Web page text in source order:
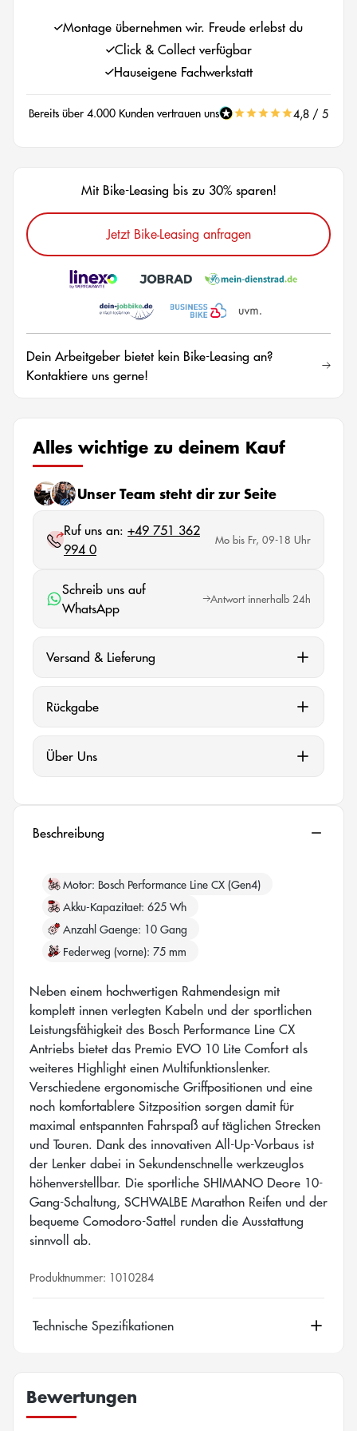
Montage übernehmen wir. Freude erlebst du
Click & Collect verfügbar
Hauseigene Fachwerkstatt
Bereits über 4.000 Kunden vertrauen uns 4,8 / 5
Mit Bike-Leasing bis zu 30% sparen!
Jetzt Bike-Leasing anfragen
Dein Arbeitgeber bietet kein Bike-Leasing an?
Kontaktiere uns gerne!
Alles wichtige zu deinem Kauf
Unser Team steht dir zur Seite
Ruf uns an: +49 751 362
994 0
Mo bis Fr, 09-18 Uhr
Schreib uns auf
WhatsApp
Antwort innerhalb 24h
Versand & Lieferung
Rückgabe
Über Uns
Beschreibung
Motor Bosch Performance Line CX (Gen4)
Akku-Kapazitaet 625 Wh
Anzahl Gaenge 10 Gang
Federweg (vorne) 75 mm
Neben einem hochwertigen Rahmendesign mit
komplett innen verlegten Kabeln und der sportlichen
Leistungsfähigkeit des Bosch Performance Line CX
Antriebs bietet das Premio EVO 10 Lite Comfort als
weiteres Highlight einen Multifunktionslenker.
Verschiedene ergonomische Griffpositionen und eine
noch komfortablere Sitzposition sorgen damit für
maximal entspannten Fahrspaß auf täglichen Strecken
und Touren. Dank des innovativen All-Up-Vorbaus ist
der Lenker dabei in Sekundenschnelle werkzeuglos
höhenverstellbar. Die sportliche SHIMANO Deore 10-
Gang-Schaltung, SCHWALBE Marathon Reifen und der
bequeme Comodoro-Sattel runden die Ausstattung
sinnvoll ab.
Produktnummer: 1010284
Technische Spezifikationen
Bewertungen